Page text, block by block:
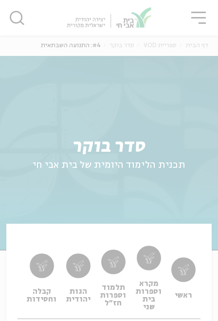
סדר בוקר
תכנית הלימוד היומית של בית אבי חי
דף הבית ספריית VOD סדר בוקר #4: התנועה השבתאית
ראשי
מקרא
וספרות
בית
שני
תלמוד
וספרות
חז"ל
הגות
יהודית
קבלה
וחסידות
סגור